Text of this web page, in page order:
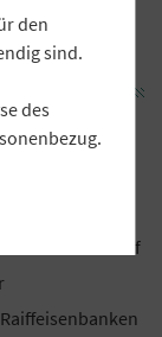
stehen auf
den
sind.
des